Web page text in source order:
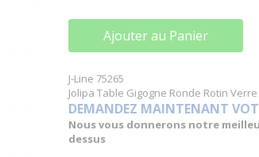
Ajouter au Panier
J-Line 75265
Jolipa Table Gigogne Ronde Rotin
DEMANDEZ MAINTENANT
Nous vous donnerons notre
dessus